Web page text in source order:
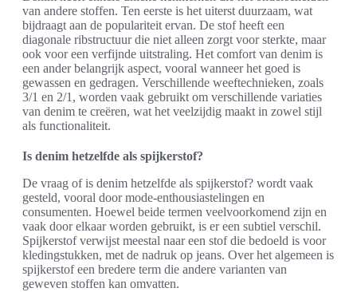
van andere stoffen. Ten eerste is het uiterst duurzaam, wat
bijdraagt aan de populariteit ervan. De stof heeft een
diagonale ribstructuur die niet alleen zorgt voor sterkte, maar
ook voor een verfijnde uitstraling. Het comfort van denim is
een ander belangrijk aspect, vooral wanneer het goed is
gewassen en gedragen. Verschillende weeftechnieken, zoals
3/1 en 2/1, worden vaak gebruikt om verschillende variaties
van denim te creëren, wat het veelzijdig maakt in zowel stijl
als functionaliteit.
Is denim hetzelfde als spijkerstof?
De vraag of is denim hetzelfde als spijkerstof? wordt vaak
gesteld, vooral door mode-enthousiastelingen en
consumenten. Hoewel beide termen veelvoorkomend zijn en
vaak door elkaar worden gebruikt, is er een subtiel verschil.
Spijkerstof verwijst meestal naar een stof die bedoeld is voor
kledingstukken, met de nadruk op jeans. Over het algemeen is
spijkerstof een bredere term die andere varianten van
geweven stoffen kan omvatten.